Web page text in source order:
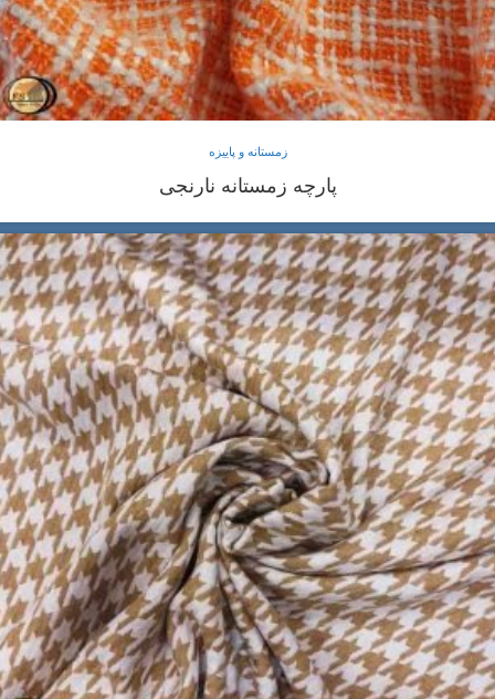
زمستانه و پاییزه
پارچه زمستانه نارنجی